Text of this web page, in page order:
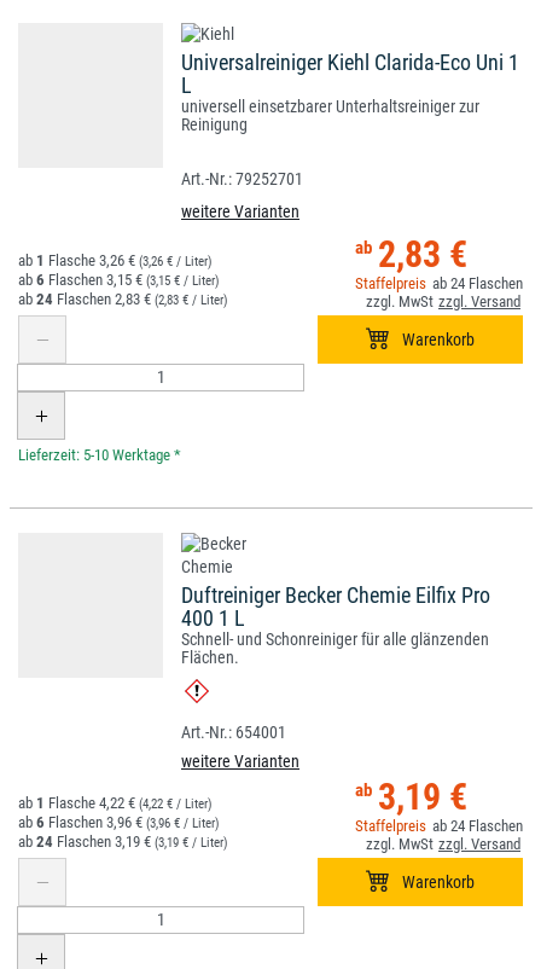
Universalreiniger Kiehl Clarida-Eco Uni 1
L
universell einsetzbarer Unterhaltsreiniger zur
Reinigung
79252701
weitere Varianten
2,83 €
24
1 3,26 € (3,26 € / Liter)
6 3,15 € (3,15 € / Liter)
24 2,83 € (2,83 € / Liter)
*
Duftreiniger Becker Chemie Eilfix Pro
400 1 L
Schnell- und Schonreiniger für alle glänzenden
Flächen.
654001
weitere Varianten
3,19 €
24
1 4,22 € (4,22 € / Liter)
6 3,96 € (3,96 € / Liter)
24 3,19 € (3,19 € / Liter)